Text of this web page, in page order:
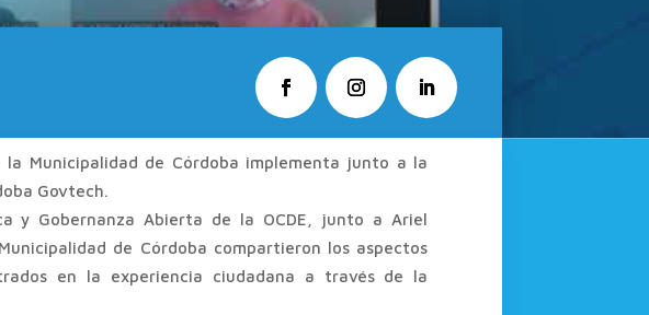
Municipalidad de Córdoba implementa junto a la
Govtech.
y Gobernanza Abierta de la OCDE, junto a Ariel
de Córdoba compartieron los aspectos
en la experiencia ciudadana a través de la